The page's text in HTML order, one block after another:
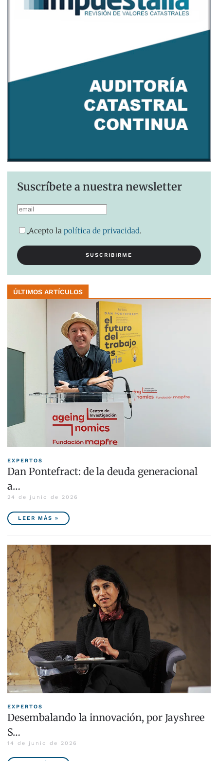
Suscríbete a nuestra newsletter
Acepto la política de privacidad.
ÚLTIMOS ARTÍCULOS
EXPERTOS
Dan Pontefract: de la deuda generacional
a…
24 de junio de 2026
LEER MÁS »
EXPERTOS
Desembalando la innovación, por Jayshree
S…
14 de junio de 2026